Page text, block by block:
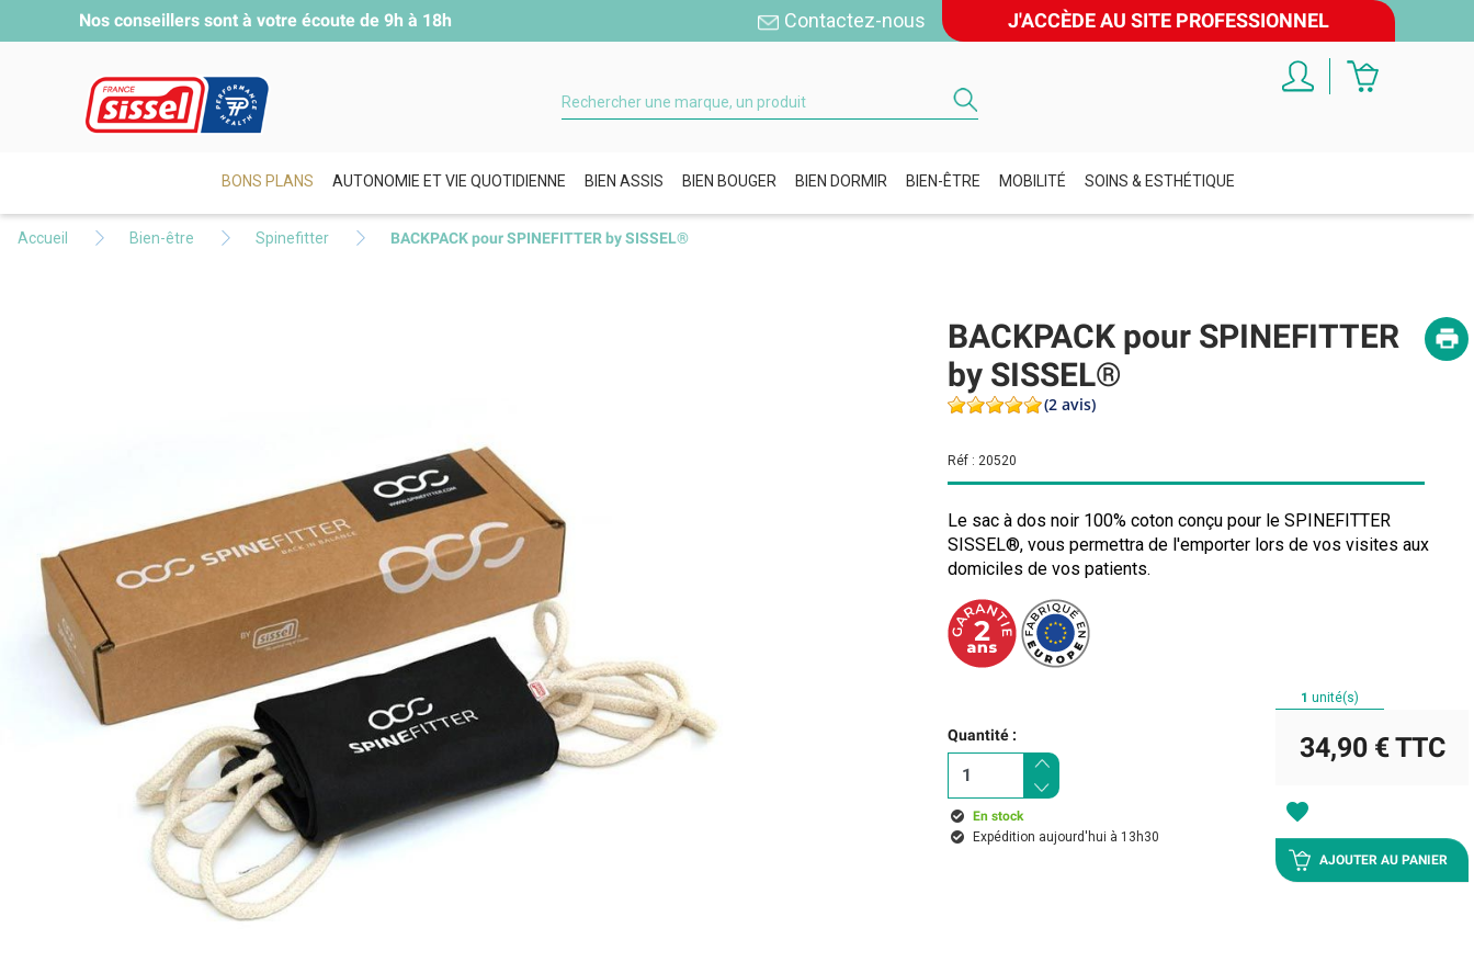
Nos conseillers sont à votre écoute de 9h à 18h Contactez-nous J'ACCÈDE AU SITE PROFESSIONNEL
BONS PLANS AUTONOMIE ET VIE QUOTIDIENNE BIEN ASSIS BIEN BOUGER BIEN DORMIR BIEN-ÊTRE MOBILITÉ SOINS & ESTHÉTIQUE
Accueil Bien-être Spinefitter BACKPACK pour SPINEFITTER by SISSEL®
BACKPACK pour SPINEFITTER
by SISSEL®
(2 avis)
Réf : 20520
Le sac à dos noir 100% coton conçu pour le SPINEFITTER
SISSEL®, vous permettra de l'emporter lors de vos visites aux
domiciles de vos patients.
Quantité :
En stock
Expédition aujourd'hui à 13h30
1 unité(s)
34,90 €TTC
favorite
AJOUTER AU PANIER